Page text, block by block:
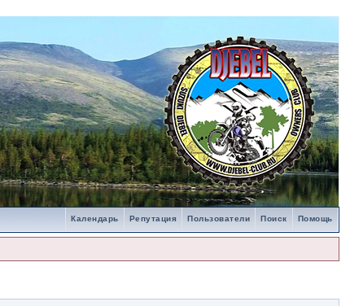
Помощь
Поиск
Пользователи
Репутация
Календарь